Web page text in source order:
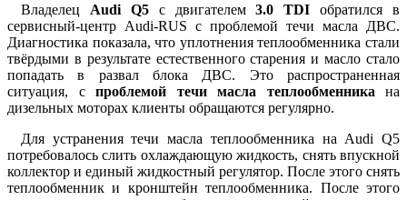
Владелец Audi Q5с двигателем3.0 TDI обратился в
сервисный-центр Audi-RUS с проблемой течи масла ДВС.
Диагностика показала, что уплотнения теплообменника стали
твёрдыми в результате естественного старения и масло стало
попадать в развал блока ДВС. Это распространенная
ситуация, с проблемой течи масла теплообменника на
дизельных моторах клиенты обращаются регулярно.
Для устранения течи масла теплообменника на Audi Q5
потребовалось слить охлаждающую жидкость, снять впускной
коллектор и единый жидкостный регулятор. После этого снять
теплообменник и кронштейн теплообменника. После этого